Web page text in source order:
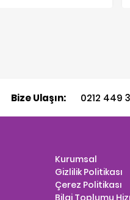
Bize Ulaşın: 0212 449
Kurumsal
Gizlilik Politikası
Çerez Politikası